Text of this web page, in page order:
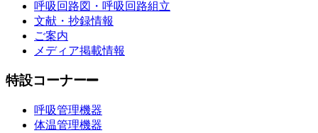
呼吸回路図・呼吸回路組立
文献・抄録情報
ご案内
メディア掲載情報
特設コーナー
呼吸管理機器
体温管理機器